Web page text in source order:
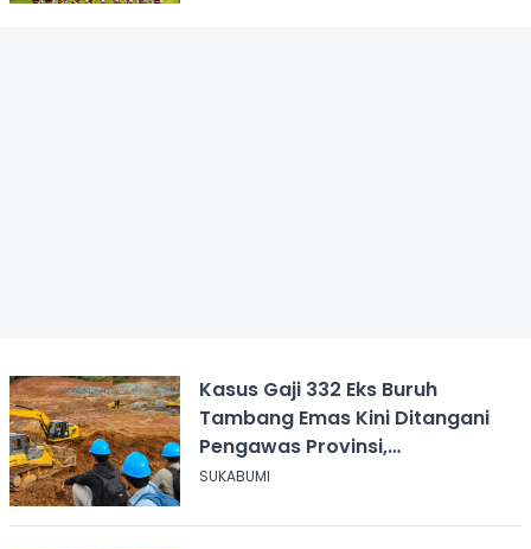
Kasus Gaji 332 Eks Buruh
Tambang Emas Kini Ditangani
Pengawas Provinsi,
Disnakertrans Sukabumi Terus
SUKABUMI